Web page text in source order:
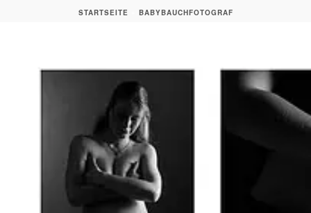
STARTSEITE BABYBAUCHFOTOGRAF